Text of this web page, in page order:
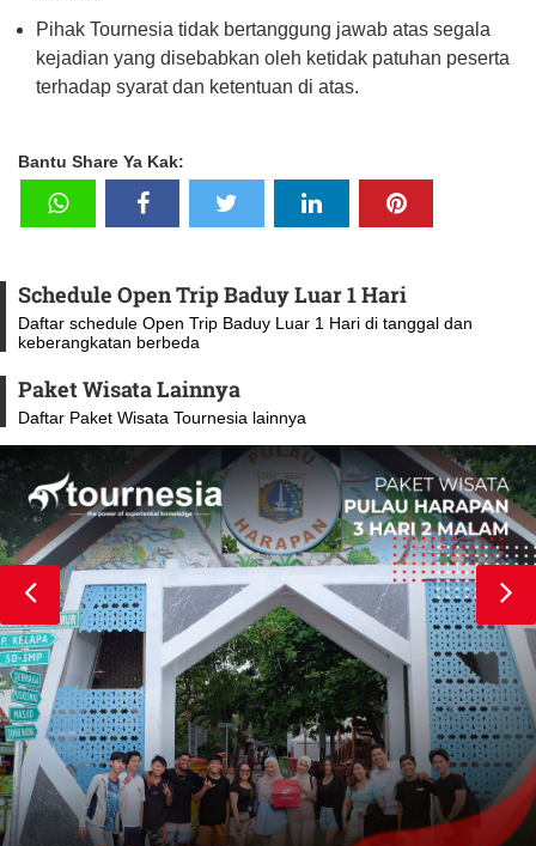
Pihak Tournesia tidak bertanggung jawab atas segala
kejadian yang disebabkan oleh ketidak patuhan peserta
terhadap syarat dan ketentuan di atas.
Bantu Share Ya Kak:
Schedule Open Trip Baduy Luar 1 Hari
Daftar schedule Open Trip Baduy Luar 1 Hari di tanggal dan
keberangkatan berbeda
Paket Wisata Lainnya
Daftar Paket Wisata Tournesia lainnya